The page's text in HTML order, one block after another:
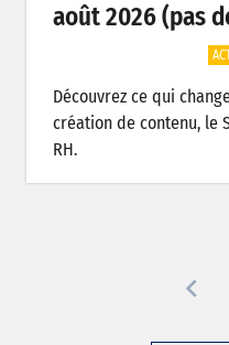
août 2026 (pas
Découvrez ce qui
création de contenu, le
RH.